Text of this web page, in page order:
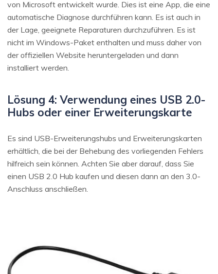
von Microsoft entwickelt wurde. Dies ist eine App, die eine
automatische Diagnose durchführen kann. Es ist auch in
der Lage, geeignete Reparaturen durchzuführen. Es ist
nicht im Windows-Paket enthalten und muss daher von
der offiziellen Website heruntergeladen und dann
installiert werden.
Lösung 4: Verwendung eines USB 2.0-
Hubs oder einer Erweiterungskarte
Es sind USB-Erweiterungshubs und Erweiterungskarten
erhältlich, die bei der Behebung des vorliegenden Fehlers
hilfreich sein können. Achten Sie aber darauf, dass Sie
einen USB 2.0 Hub kaufen und diesen dann an den 3.0-
Anschluss anschließen.